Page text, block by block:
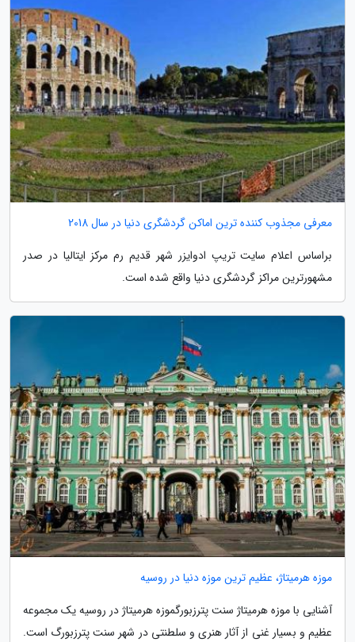
معرفی مجذوب کننده ترین اماکن گردشگری دنیا در سال 2018
براساس اعلام سایت تریپ ادوایزر شهر قدیم رم مرکز ایتالیا در صدر
مشهورترین مراکز گردشگری دنیا واقع شده است.
موزه هرمیتاژ، عظیم ترین موزه دنیا در روسیه
آشنایی با موزه هرمیتاژ سنت پترزبورگموزه هرمیتاژ در روسیه یک مجموعه
عظیم و بسیار غنی از آثار هنری و سلطنتی در شهر سنت پترزبورگ است.